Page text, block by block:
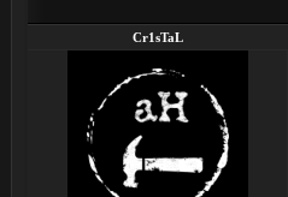
Cr1sTaL